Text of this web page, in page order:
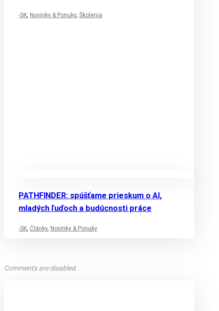
-SK Novinky & Ponuky, Školenia
PATHFINDER: spúšťame prieskum o AI,
mladých ľuďoch a budúcnosti práce
-SK, Články, Novinky & Ponuky
Comments are disabled.